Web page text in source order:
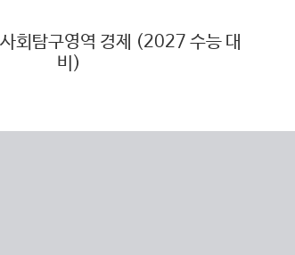
회탐구영역 경제 (2027 수능 대
비)